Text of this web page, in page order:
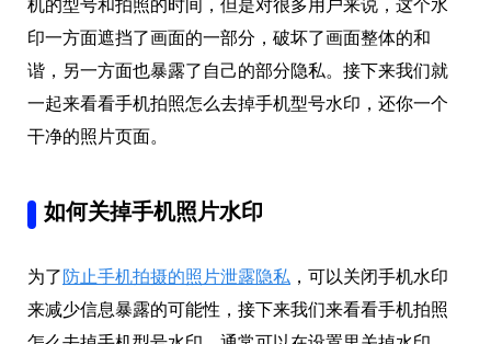
机的型号和拍照的时间，但是对很多用户来说，这个水
印一方面遮挡了画面的一部分，破坏了画面整体的和
谐，另一方面也暴露了自己的部分隐私。接下来我们就
一起来看看手机拍照怎么去掉手机型号水印，还你一个
干净的照片页面。
如何关掉手机照片水印
为了 防止手机拍摄的照片泄露隐私 ，可以关闭手机水印
来减少信息暴露的可能性，接下来我们来看看手机拍照